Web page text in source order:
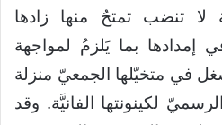
لا تنضب تمتحُ منها زادها
إمدادها بما يَلزمُ لمواجهة
في متخيّلها الجمعيّ منزلة
لكينونتها الفانيَّة. وقد